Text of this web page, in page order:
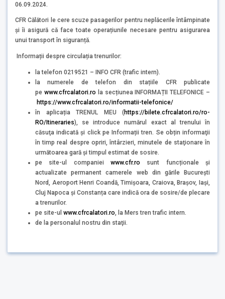
06.09.2024.
CFR Călători le cere scuze pasagerilor pentru neplăcerile întâmpinate
și îi asigură că face toate operațiunile necesare pentru asigurarea
unui transport în siguranță.
Informații despre circulația trenurilor:
la telefon 0219521 – INFO CFR (trafic intern).
la numerele de telefon din stațiile CFR publicate
pe www.cfrcalatori.ro la secțiunea INFORMAȚII TELEFONICE –
https://www.cfrcalatori.ro/informatii-telefonice/
în aplicația TRENUL MEU (https://bilete.cfrcalatori.ro/ro-
RO/Itineraries), se introduce numărul exact al trenului în
căsuţa indicată şi click pe Informații tren. Se obțin informaţii
în timp real despre opriri, întârzieri, minutele de staţionare în
următoarea gară şi timpul estimat de sosire.
pe site-ul companiei www.cfr.ro sunt funcționale și
actualizate permanent camerele web din gările București
Nord, Aeroport Henri Coandă, Timișoara, Craiova, Brașov, Iași,
Cluj Napoca și Constanța care indică ora de sosire/de plecare
a trenurilor.
pe site-ul www.cfrcalatori.ro, la Mers tren trafic intern.
de la personalul nostru din staţii.